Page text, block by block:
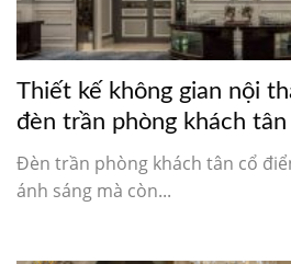
Thiết kế không gian nội
đèn trần phòng khách
Đèn trần phòng khách tân cổ
ánh sáng mà còn...